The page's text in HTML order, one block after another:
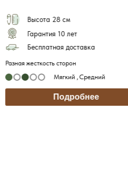
Высота 28 см
Гарантия 10 лет
Бесплатная доставка
Разная жесткость сторон
Мягкий ,Средний
Подробнее